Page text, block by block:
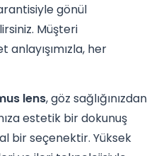
gönül
Müşteri
her
lens, göz sağlığınızdan
estetik bir dokunuş
bir seçenektir. Yüksek